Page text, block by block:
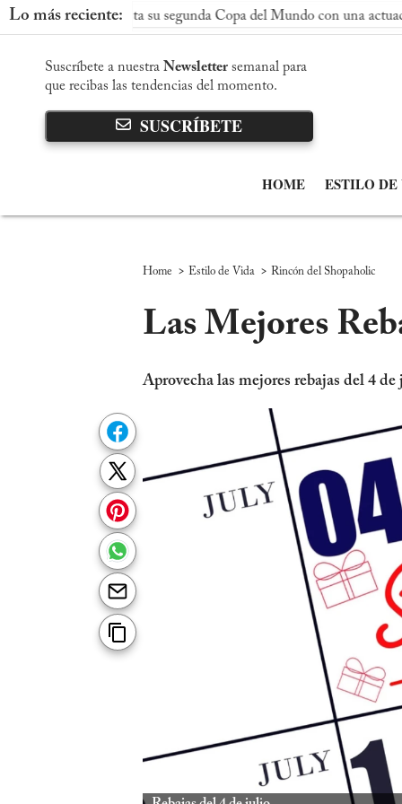
Lo más reciente:
conquista su segunda Copa del Mundo con una actuación
Suscríbete a nuestra Newsletter semanal para
que recibas las tendencias del momento.
SUSCRÍBETE
HOME ESTILO
Home > Estilo de Vida > Rincón del Shopaholic
Las Mejores
Aprovecha las mejores rebajas del 4